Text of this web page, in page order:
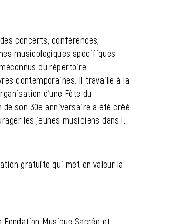
concerts, conférences,
musicologiques spécifiques
du répertoire
contemporaines. Il travaille à la
d'une Fête du
de son 30e anniversaire a été créé
les jeunes musiciens dans l...
gratuite qui met en valeur la
Musique Sacrée et